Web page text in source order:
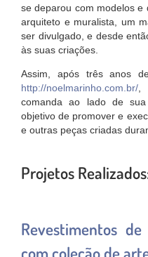
se deparou com modelos e
arquiteto e muralista, um
ser divulgado, e desde
às suas criações.
Assim, após três anos
http://noelmarinho.com.br/
comanda ao lado de
objetivo de promover e
e outras peças criadas
Projetos
Revestimentos
com coleção de